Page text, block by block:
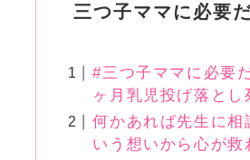
三つ子ママに必要
#三つ子ママに必要
ヶ月乳児投げ落とし
何かあれば先生に相
いう想いから心が救